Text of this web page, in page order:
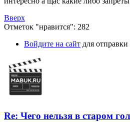
Вверх
Отметок "нравится": 282
Войдите на сайт для
Re: Чего нельзя в старом